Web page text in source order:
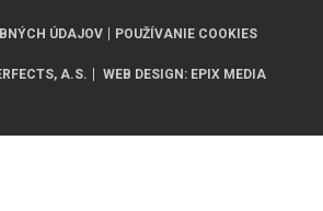
ÚDAJOV POUŽÍVANIE COOKIES
A.S. WEB DESIGN : EPIX MEDIA